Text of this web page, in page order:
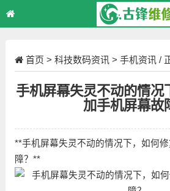
首页 > 科技数码资讯 > 手机资讯 /
手机屏幕失灵不动的情况
加手机屏幕故
**手机屏幕失灵不动的情况下，如何
障？**